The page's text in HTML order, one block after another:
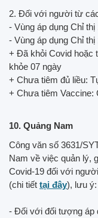
2. Đối với người từ
- Vùng áp dụng Chỉ
- Vùng áp dụng Chỉ thị
+ Đã khỏi Covid hoặc
khỏe 07 ngày
+ Chưa tiêm đủ liều:
+ Chưa tiêm Vaccine:
10. Quảng Nam
Công văn số 3631/
Nam về việc quản lý,
Covid-19 đối với
(chi tiết tại đây), lưu ý:
- Đối với đối tượng áp